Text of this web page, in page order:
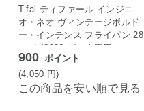
T-fal ティファール インジニ
オ・ネオ ヴィンテージボルド
ー・インテンス フライパン 28
cm L43906 ガス火専用
900 ポイント
(4,050 円)
この商品を安い順で見る